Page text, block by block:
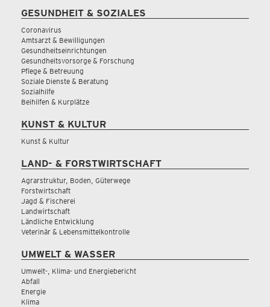
GESUNDHEIT & SOZIALES
Coronavirus
Amtsarzt & Bewilligungen
Gesundheitseinrichtungen
Gesundheitsvorsorge & Forschung
Pflege & Betreuung
Soziale Dienste & Beratung
Sozialhilfe
Beihilfen & Kurplätze
KUNST & KULTUR
Kunst & Kultur
LAND- & FORSTWIRTSCHAFT
Agrarstruktur, Boden, Güterwege
Forstwirtschaft
Jagd & Fischerei
Landwirtschaft
Ländliche Entwicklung
Veterinär & Lebensmittelkontrolle
UMWELT & WASSER
Umwelt-, Klima- und Energiebericht
Abfall
Energie
Klima